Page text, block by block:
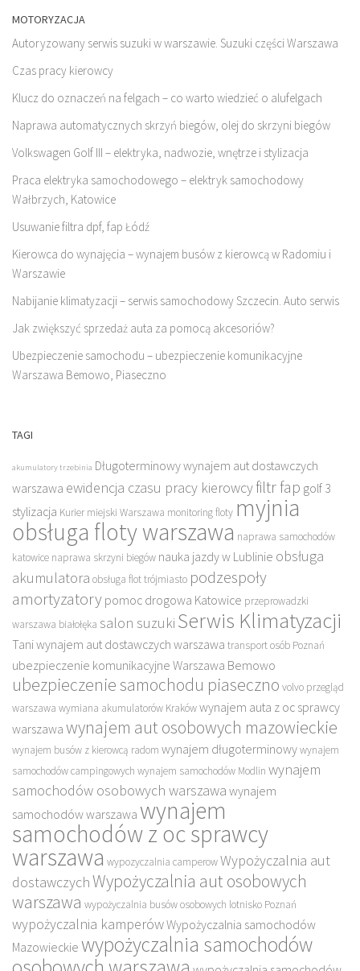
MOTORYZACJA
Autoryzowany serwis suzuki w warszawie. Suzuki części Warszawa
Czas pracy kierowcy
Klucz do oznaczeń na felgach – co warto wiedzieć o alufelgach
Naprawa automatycznych skrzyń biegów, olej do skrzyni biegów
Volkswagen Golf III – elektryka, nadwozie, wnętrze i stylizacja
Praca elektryka samochodowego – elektryk samochodowy
Wałbrzych, Katowice
Usuwanie filtra dpf, fap Łódź
Kierowca do wynajęcia – wynajem busów z kierowcą w Radomiu i
Warszawie
Nabijanie klimatyzacji – serwis samochodowy Szczecin. Auto serwis
Jak zwiększyć sprzedaż auta za pomocą akcesoriów?
Ubezpieczenie samochodu – ubezpieczenie komunikacyjne
Warszawa Bemowo, Piaseczno
TAGI
akumulatory trzebinia Długoterminowy wynajem aut dostawczych
warszawa ewidencja czasu pracy kierowcyfiltr fap golf 3
stylizacja Kurier miejski Warszawa monitoring floty myjnia
obsługa floty warszawa naprawa samochodów
katowice naprawa skrzyni biegów nauka jazdy w Lublinie obsługa
akumulatora obsługa flot trójmiasto podzespoły
amortyzatory pomoc drogowa Katowice przeprowadzki
warszawa białołęka salon suzuki Serwis Klimatyzacji
Tani wynajem aut dostawczych warszawa transport osób Poznań
ubezpieczenie komunikacyjne Warszawa Bemowo
ubezpieczenie samochodu piaseczno volvo przegląd
warszawa wymiana akumulatorów Krakówwynajem auta z oc sprawcy
warszawa wynajem aut osobowych mazowieckie
wynajem busów z kierowcą radom wynajem długoterminowywynajem
samochodów campingowych wynajem samochodów Modlin wynajem
samochodów osobowych warszawa wynajem
samochodów warszawa wynajem
samochodów z oc sprawcy
warszawa wypozyczalnia camperowWypożyczalnia aut
dostawczychWypożyczalnia aut osobowych
warszawa wypożyczalnia busów osobowych lotnisko Poznań
wypożyczalnia kamperówWypożyczalnia samochodów
Mazowieckie wypożyczalnia samochodów